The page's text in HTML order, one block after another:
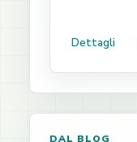
Dettagli
DAL BLOG